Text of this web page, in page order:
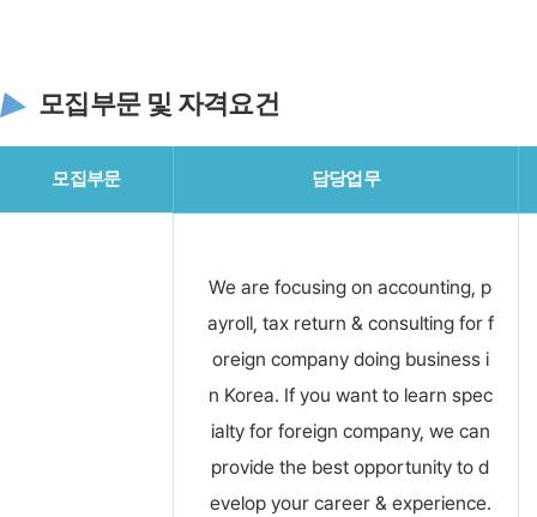
모집부문 및 자격요건
모집부문 담당업무
We are focusing on accounting, p
ayroll, tax return & consulting for f
oreign company doing business i
n Korea. If you want to learn spec
ialty for foreign company, we can
provide the best opportunity to d
evelop your career & experience.